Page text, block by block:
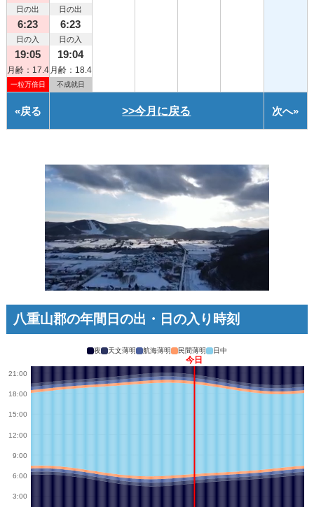
日の出
6:23
日の入
19:05
月齢：17.4
一粒万倍日
日の出
6:23
日の入
19:04
月齢：18.4
不成就日
«戻る >>今月に戻る 次へ»
八重山郡の年間日の出・日の入り時刻
夜 天文薄明 航海薄明 民間薄明 日中